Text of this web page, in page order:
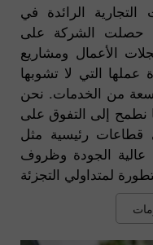
الرائدة في
حصلت الشركة على
الأعمال ومشاريع
التي لا تشوبها
من الخدمات. نحن
نطمح إلى التفوق على
قطاعات رئيسية مثل
عالية الجودة وظروف